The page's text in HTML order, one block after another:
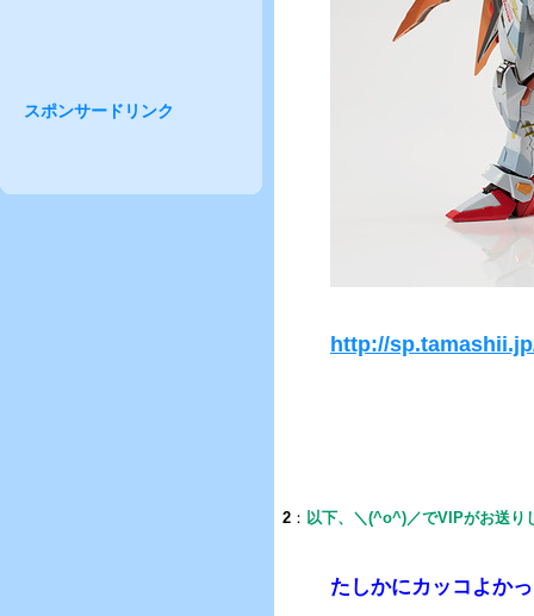
http://
2 ： 以下、＼(^o^)／でVIPがお送り
たしかにカッコよか
スポンサードリンク